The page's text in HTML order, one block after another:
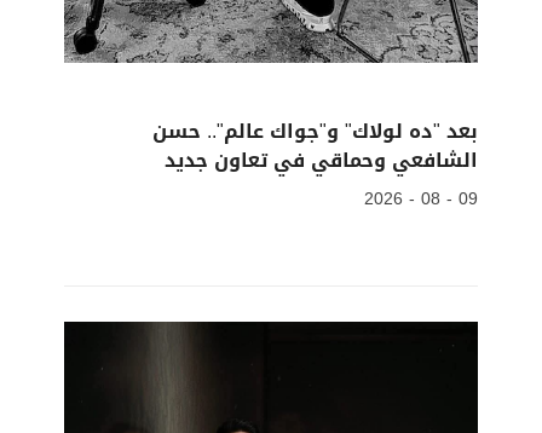
بعد "ده لولاك" و"جواك عالم".. حسن
الشافعي وحماقي في تعاون جديد
09 - 08 - 2026